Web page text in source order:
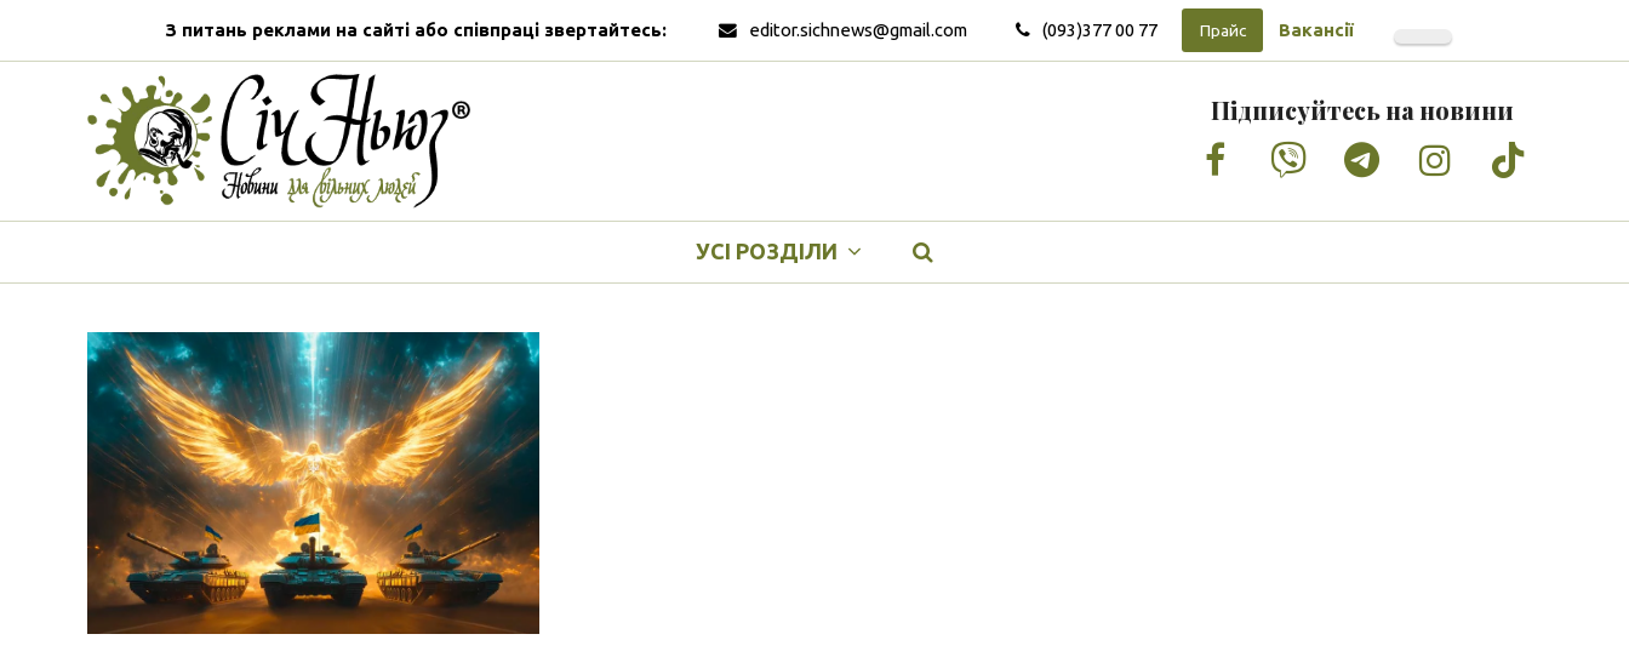
З питань реклами на сайті або співпраці звертайтесь: editor.sichnews@gmail.com (093)377 00 77 Прайс Вакансії
Підписуйтесь на новини
Facebook
VimeoTumblrInstagram
Tiktok
УСІ РОЗДІЛИ